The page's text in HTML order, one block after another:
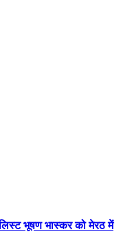
भूषण भास्कर को मेरठ में